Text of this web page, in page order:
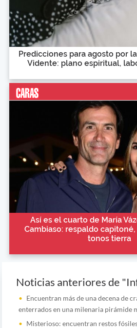
Predicciones para agosto por
Vidente: plano espiritual,
Así es el cuarto de María
Cambiaso: respaldo
tonos tierra
Noticias anteriores de
Encuentran más de una decena de
enterrados en una milenaria pirámide
Misterioso: encuentran restos